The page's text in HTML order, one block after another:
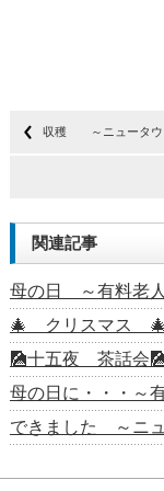
収穫 ～ニュータウ
関連記事
母の日 ～有料老
🎄 クリスマス
🎑十五夜 茶話会
母の日に・・・～
できました ～ニ